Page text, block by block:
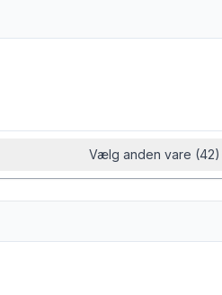
Vælg anden vare (42)